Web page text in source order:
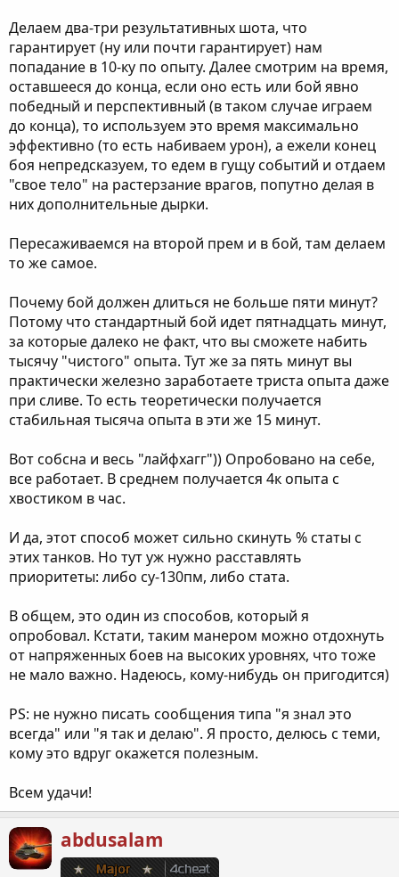
Делаем два-три результативных шота, что
гарантирует (ну или почти гарантирует) нам
попадание в 10-ку по опыту. Далее смотрим на время,
оставшееся до конца, если оно есть или бой явно
победный и перспективный (в таком случае играем
до конца), то используем это время максимально
эффективно (то есть набиваем урон), а ежели конец
боя непредсказуем, то едем в гущу событий и отдаем
"свое тело" на растерзание врагов, попутно делая в
них дополнительные дырки.
Пересаживаемся на второй прем и в бой, там делаем
то же самое.
Почему бой должен длиться не больше пяти минут?
Потому что стандартный бой идет пятнадцать минут,
за которые далеко не факт, что вы сможете набить
тысячу "чистого" опыта. Тут же за пять минут вы
практически железно заработаете триста опыта даже
при сливе. То есть теоретически получается
стабильная тысяча опыта в эти же 15 минут.
Вот собсна и весь "лайфхагг")) Опробовано на себе,
все работает. В среднем получается 4к опыта с
хвостиком в час.
И да, этот способ может сильно скинуть % статы с
этих танков. Но тут уж нужно расставлять
приоритеты: либо су-130пм, либо стата.
В общем, это один из способов, который я
опробовал. Кстати, таким манером можно отдохнуть
от напряженных боев на высоких уровнях, что тоже
не мало важно. Надеюсь, кому-нибудь он пригодится)
PS: не нужно писать сообщения типа "я знал это
всегда" или "я так и делаю". Я просто, делюсь с теми,
кому это вдруг окажется полезным.
Всем удачи!
abdusalam